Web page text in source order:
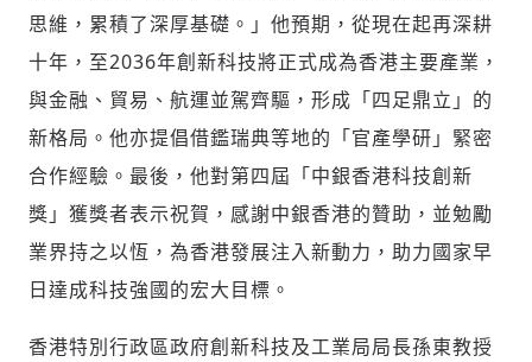
歡迎您加入《旭時報》
參與下一波全球科技革命
驗證
思維，累積了深厚基礎。 」 他預期，從現在起再深耕
十年，至2036年創新科技將正式成為香港主要產業，
與金融、貿易、航運並駕齊驅，形成 「四足鼎立 」 的
新格局。他亦提倡借鑑瑞典等地的 「官產學研 」 緊密
合作經驗。最後，他對第四屆 「中銀香港科技創新
獎 」 獲獎者表示祝賀，感謝中銀香港的贊助，並勉勵
業界持之以恆，為香港發展注入新動力，助力國家早
日達成科技強國的宏大目標 。
香港特別行政區政府創新科技及工業局局長孫東教授